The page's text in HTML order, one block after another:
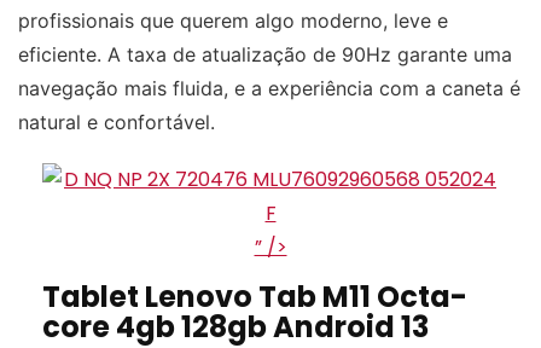
profissionais que querem algo moderno, leve e
eficiente. A taxa de atualização de 90Hz garante uma
navegação mais fluida, e a experiência com a caneta é
natural e confortável.
” />
Tablet Lenovo Tab M11 Octa-
core 4gb 128gb Android 13